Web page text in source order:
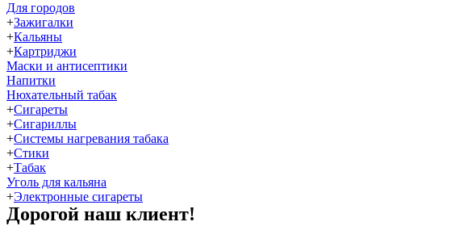
Для городов
+Зажигалки
+Кальяны
+Картриджи
Маски и антисептики
Напитки
Нюхательный табак
+Сигареты
+Сигариллы
+Системы нагревания табака
+Стики
+Табак
Уголь для кальяна
+Электронные сигареты
Дорогой наш клиент!